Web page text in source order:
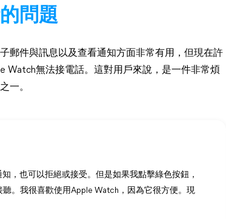
問題
郵件與訊息以及查看通知方面非常有用，但現在許
無法接電話。這對用戶來說，是一件非常煩
一。
，也可以拒絕或接受。但是如果我點擊綠色按鈕，
。我很喜歡使用Apple Watch，因為它很方便。現